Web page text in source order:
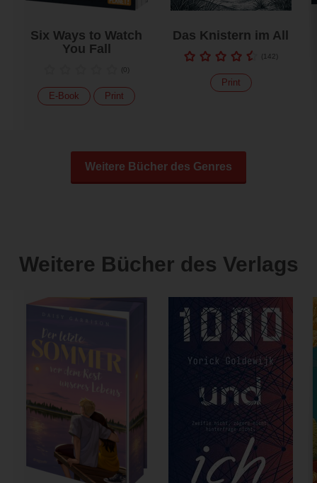
Six Ways to Watch
You Fall
(0)
E-Book Print
Das Knistern im All
(142)
Print
Weitere Bücher des Genres
Weitere Bücher des Verlags